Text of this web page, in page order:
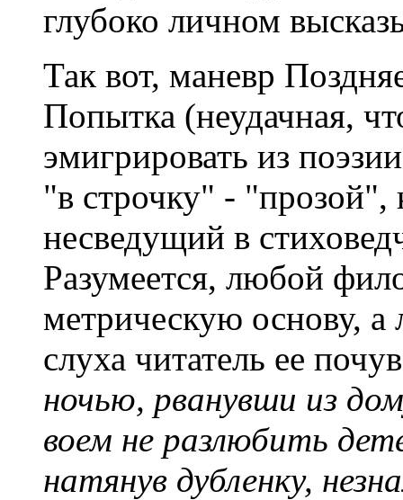
глубоко личном
Так вот, маневр
Попытка (неудачная,
эмигрировать из
"в строчку" - "прозой",
несведущий в
Разумеется, любой
метрическую основу,
слуха читатель ее
ночью, рванувши из
воем не разлюбить
натянув дубленку,